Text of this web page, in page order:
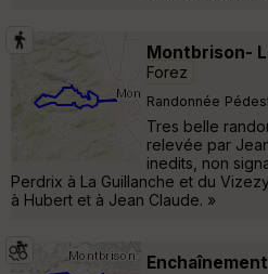
Montbrison-
Forez
Randonnée
Tres belle
relevée par
inedits, non
Perdrix à La Guillanche et du
à Hubert et à Jean Claude. »